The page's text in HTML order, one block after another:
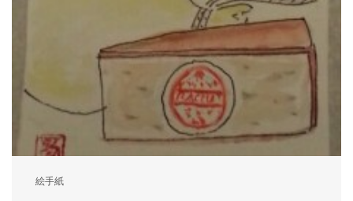
絵手紙